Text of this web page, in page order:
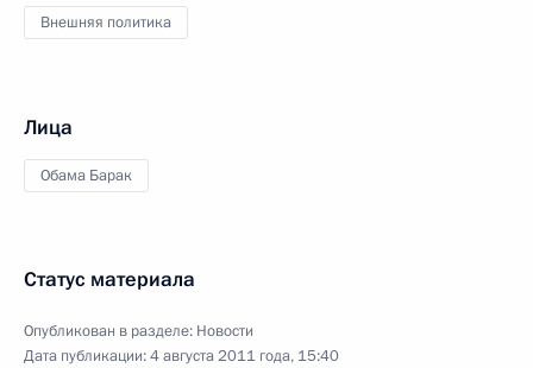
Внешняя политика
Лица
Обама Барак
Статус материала
Опубликован в разделе: Новости
Дата публикации:4 августа 2011 года, 15:40